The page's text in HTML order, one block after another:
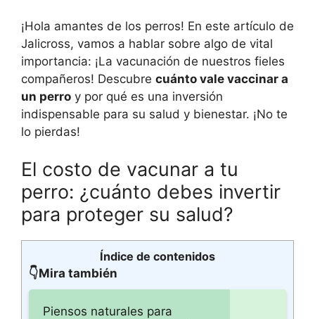
¡Hola amantes de los perros! En este artículo de
Jalicross, vamos a hablar sobre algo de vital
importancia: ¡La vacunación de nuestros fieles
compañeros! Descubre cuánto vale vaccinar a
un perro y por qué es una inversión
indispensable para su salud y bienestar. ¡No te
lo pierdas!
El costo de vacunar a tu
perro: ¿cuánto debes invertir
para proteger su salud?
Índice de contenidos
👇Mira también
Piensos naturales para